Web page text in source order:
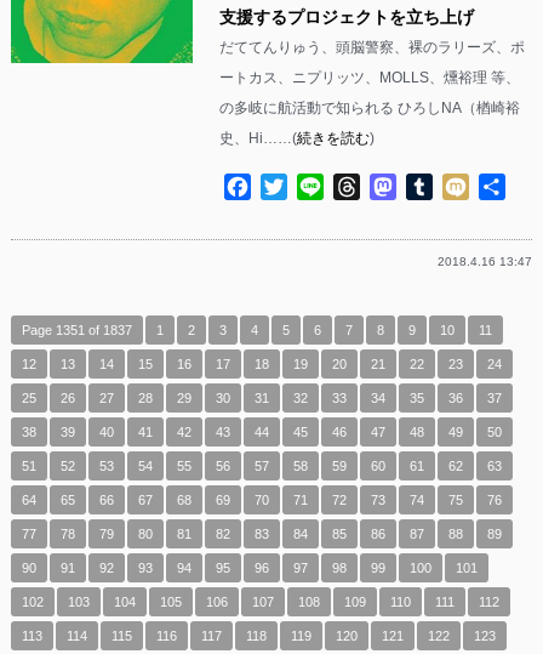
支援するプロジェクトを立ち上げ
だててんりゅう、頭脳警察、裸のラリーズ、ポ
ートカス、ニプリッツ、MOLLS、燻裕理 等、
の多岐に航活動で知られる ひろしNA（楢崎裕
史、Hi……(続きを読む)
Facebook
TwitterLine ThreadsMastodon
Tumblr
Mixi
2018.4.16 13:47
Page 1351 of 1837 1 2 3 4 5 6 7 8 9 10 11
12 13 14 15 16 17 18 19 20 21 22 23 24
25 26 27 28 29 30 31 32 33 34 35 36 37
38 39 40 41 42 43 44 45 46 47 48 49 50
51 52 53 54 55 56 57 58 59 60 61 62 63
64 65 66 67 68 69 70 71 72 73 74 75 76
77 78 79 80 81 82 83 84 85 86 87 88 89
90 91 92 93 94 95 96 97 98 99 100 101
102 103 104 105 106 107 108 109 110 111 112
113 114 115 116 117 118 119 120 121 122 123